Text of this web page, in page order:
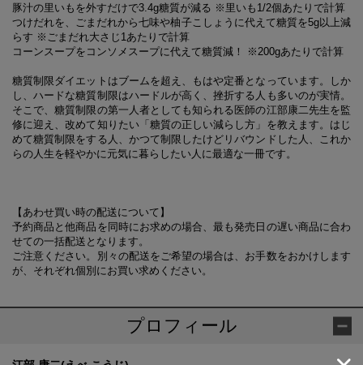
豚汁の里いもを外すだけで3.4g糖質が減る ※里いも1/2個あたりで計算
つけだれを、ごまだれから七味や柚子こしょうに代えて糖質を5g以上減
らす ※ごまだれ大さじ1あたりで計算
コーンスープをコンソメスープに代えて糖質減！ ※200gあたりで計算
糖質制限ダイエットはブームを超え、もはや定番となっています。しか
し、ハードな糖質制限はハードルが高く、挫折する人も多いのが実情。
そこで、糖質制限の第一人者としても知られる医師の江部康二先生を監
修に迎え、改めて知りたい「糖質の正しい減らし方」を教えます。はじ
めて糖質制限をする人、かつて制限したけどリバウンドした人、これか
らの人生を軽やかに元気に暮らしたい人に最適な一冊です。
【あわせ買い時の配送について】
予約商品と他商品を同時にお求めの場合、最も発売日の遅い商品に合わ
せての一括配送となります。
ご注意ください。別々の配送をご希望の場合は、お手数をおかけします
が、それぞれ個別にお買い求めください。
プロフィール